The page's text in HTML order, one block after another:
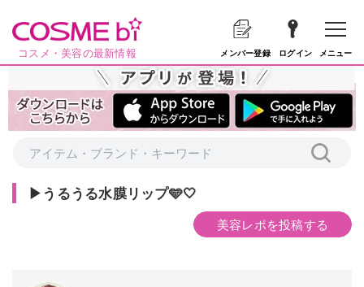
コスメ・美容の最新情報 メンバー登録 ログイン メニュー
▶うるうる水膜リップ🩵🤍
美容レポを投稿する